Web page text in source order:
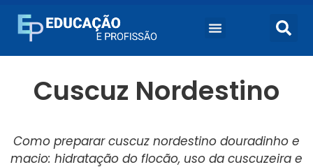
Cuscuz Nordestino
Como preparar cuscuz nordestino douradinho e
macio: hidratação do flocão, uso da cuscuzeira e